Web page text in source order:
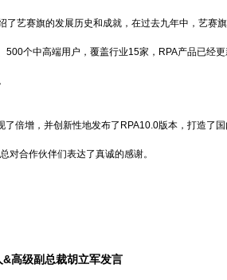
艺赛旗的发展历史和成就，在过去九年中，艺赛
个中高端用户，覆盖行业15家，RPA产品已经
倍增，并创新性地发布了RPA10.0版本，打造了国
对合作伙伴们表达了真诚的感谢。
&高级副总裁胡立军发言